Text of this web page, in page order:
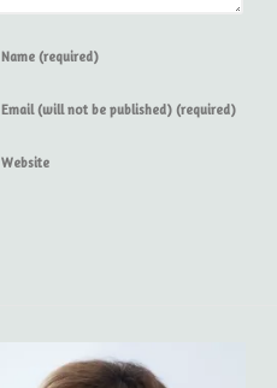
Name (required)
Email (will not be published) (required)
Website